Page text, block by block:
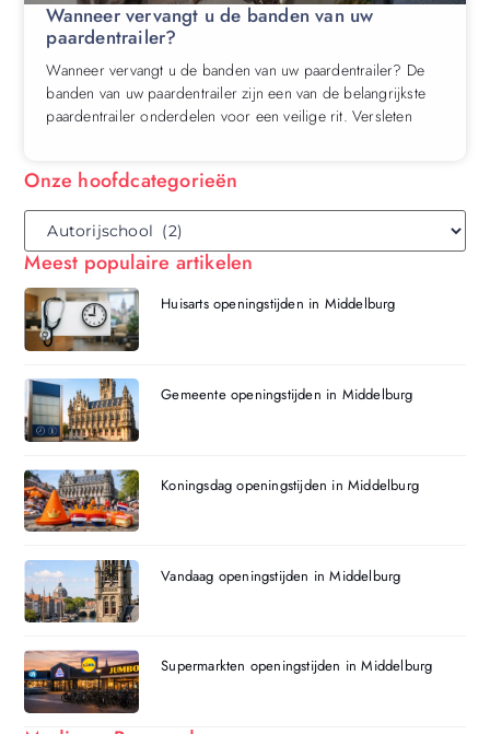
Onze hoofdcategorieën
Meest populaire artikelen
Huisarts openingstijden in Middelburg
Gemeente openingstijden in Middelburg
Koningsdag openingstijden in Middelburg
Vandaag openingstijden in Middelburg
Supermarkten openingstijden in Middelburg
Wanneer vervangt u de banden van uw
paardentrailer?
Wanneer vervangt u de banden van uw paardentrailer? De
banden van uw paardentrailer zijn een van de belangrijkste
paardentrailer onderdelen voor een veilige rit. Versleten